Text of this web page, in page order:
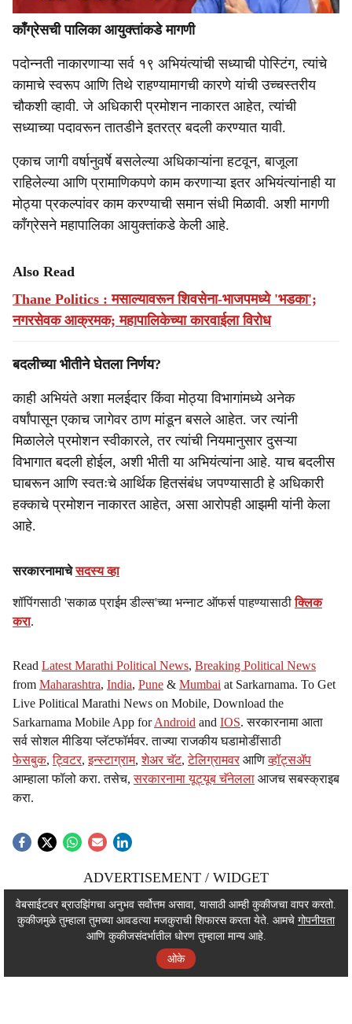
काँग्रेसची पालिका आयुक्तांकडे मागणी
पदोन्नती नाकारणाऱ्या सर्व १९ अभियंत्यांची सध्याची पोस्टिंग, त्यांचे
कामाचे स्वरूप आणि तिथे राहण्यामागची कारणे यांची उच्चस्तरीय
चौकशी व्हावी. जे अधिकारी प्रमोशन नाकारत आहेत, त्यांची
सध्याच्या पदावरून तातडीने इतरत्र बदली करण्यात यावी.
एकाच जागी वर्षानुवर्षे बसलेल्या अधिकाऱ्यांना हटवून, बाजूला
राहिलेल्या आणि प्रामाणिकपणे काम करणाऱ्या इतर अभियंत्यांनाही या
मोठ्या प्रकल्पांवर काम करण्याची समान संधी मिळावी. अशी मागणी
काँग्रेसने महापालिका आयुक्तांकडे केली आहे.
Also Read
Thane Politics : मसाल्यावरून शिवसेना-भाजपमध्ये 'भडका';
नगरसेवक आक्रमक; महापालिकेच्या कारवाईला विरोध
बदलीच्या भीतीने घेतला निर्णय?
काही अभियंते अशा मलईदार किंवा मोठ्या विभागांमध्ये अनेक
वर्षांपासून एकाच जागेवर ठाण मांडून बसले आहेत. जर त्यांनी
मिळालेले प्रमोशन स्वीकारले, तर त्यांची नियमानुसार दुसऱ्या
विभागात बदली होईल, अशी भीती या अभियंत्यांना आहे. याच बदलीस
घाबरून आणि स्वतःचे आर्थिक हितसंबंध जपण्यासाठी हे अधिकारी
हक्काचे प्रमोशन नाकारत आहेत, असा आरोपही आझमी यांनी केला
आहे.
सरकारनामाचेसदस्य व्हा
शॉपिंगसाठी 'सकाळ प्राईम डील्स'च्या भन्नाट ऑफर्स पाहण्यासाठीक्लिक
करा.
Read Latest Marathi Political News, Breaking Political News
from Maharashtra, India, Pune & Mumbai at Sarkarnama. To Get
Live Political Marathi News on Mobile, Download the
Sarkarnama Mobile App forAndroid and IOS. सरकारनामा आता
सर्व सोशल मीडिया प्लॅटफॉर्मवर. ताज्या राजकीय घडामोडींसाठी
फेसबुक,ट्विटर,इन्स्टाग्राम,शेअर चॅट,टेलिग्रामवर आणिव्हॉट्सॲप
आम्हाला फॉलो करा. तसेच,सरकारनामा यूट्यूब चॅनेलला आजच सबस्क्राइब
करा.
ADVERTISEMENT / WIDGET
ADVERTISEMENT / WIDGET
ADVERTISEMENT / WIDGET
वेबसाईटवर ब्राउझिंगचा अनुभव सर्वोत्तम असावा, यासाठी आम्ही कुकीजचा वापर करतो.
कुकीजमुळे तुम्हाला तुमच्या आवडत्या मजकुराची शिफारस करता येते. आमचे गोपनीयता
आणि कुकीजसंदर्भातील धोरण तुम्हाला मान्य आहे.
ओके